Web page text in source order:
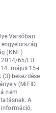
Varsóban
(KNF)
2014/65/EU
május 15-i
bekezdése
(MiFID
nem
A